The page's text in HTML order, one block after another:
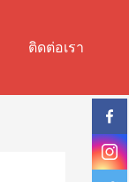
ติดต่อเรา